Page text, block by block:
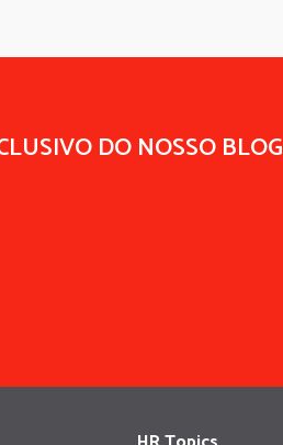
DO NOSSO BLOG